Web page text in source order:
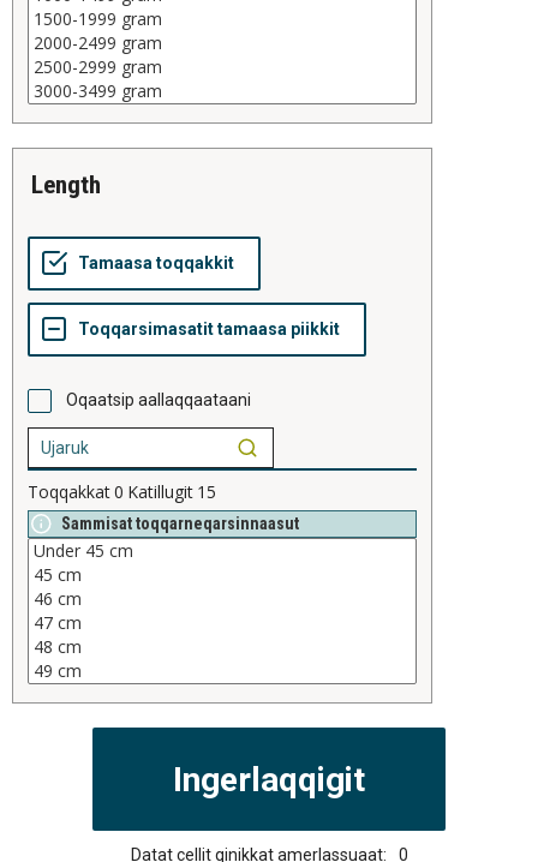
length
Oqaatsip aallaqqaataani
Toqqakkat0 Katillugit 15
Sammisat toqqarneqarsinnaasut
Datat cellit qinikkat amerlassuaat: 0